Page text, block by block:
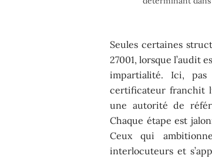
Seules certaines
27001, lorsque l’audit
impartialité. Ici, pas
certificateur franchit
une autorité de
Chaque étape est
Ceux qui
interlocuteurs et